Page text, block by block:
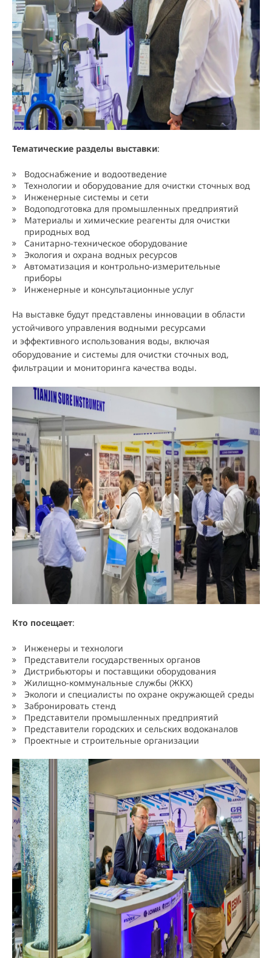
Тематические разделы выставки:
Водоснабжение и водоотведение
Технологии и оборудование для очистки сточных вод
Инженерные системы и сети
Водоподготовка для промышленных предприятий
Материалы и химические реагенты для очистки
природных вод
Санитарно-техническое оборудование
Экология и охрана водных ресурсов
Автоматизация и контрольно-измерительные
приборы
Инженерные и консультационные услуг
На выставке будут представлены инновации в области
устойчивого управления водными ресурсами
и эффективного использования воды, включая
оборудование и системы для очистки сточных вод,
фильтрации и мониторинга качества воды.
Кто посещает:
Инженеры и технологи
Представители государственных органов
Дистрибьюторы и поставщики оборудования
Жилищно-коммунальные службы (ЖКХ)
Экологи и специалисты по охране окружающей среды
Забронировать стенд
Представители промышленных предприятий
Представители городских и сельских водоканалов
Проектные и строительные организации